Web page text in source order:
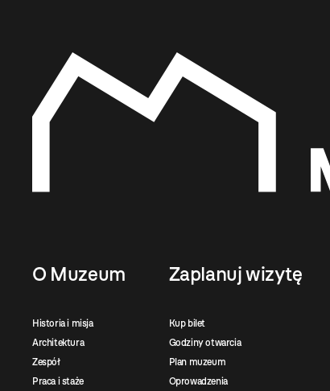
O Muzeum
Historia i misja
Architektura
Zespół
Praca i staże
Zaplanuj wizytę
Kup bilet
Godziny otwarcia
Plan muzeum
Oprowadzenia